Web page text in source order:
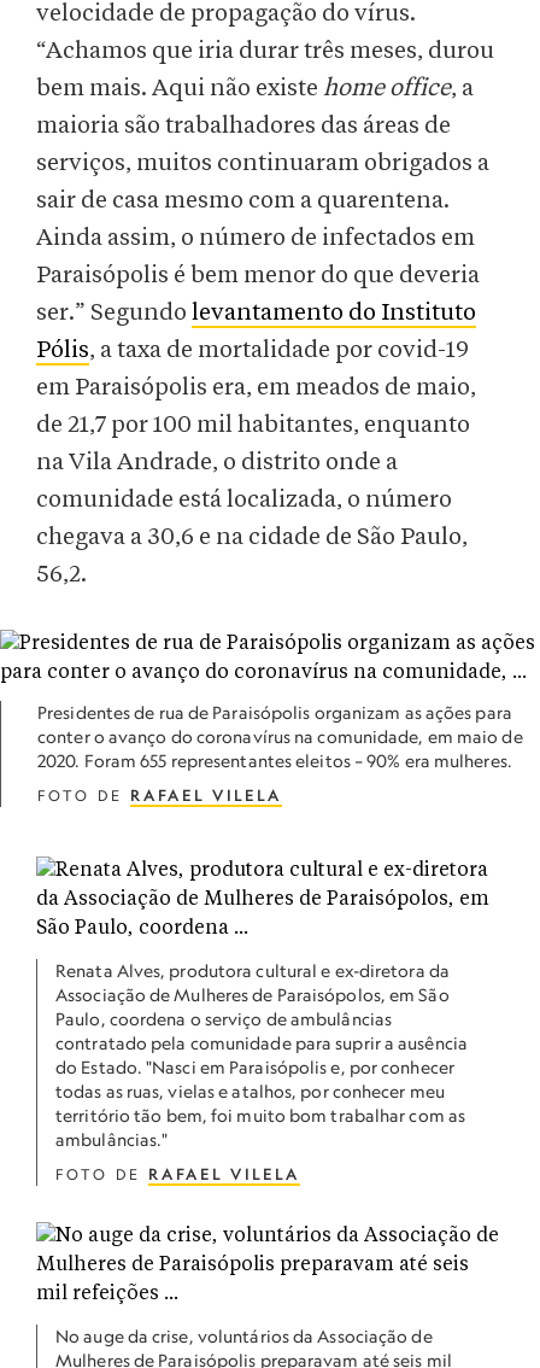
velocidade de propagação do vírus.
“Achamos que iria durar três meses, durou
bem mais. Aqui não existe home office, a
maioria são trabalhadores das áreas de
serviços, muitos continuaram obrigados a
sair de casa mesmo com a quarentena.
Ainda assim, o número de infectados em
Paraisópolis é bem menor do que deveria
ser.” Segundo levantamento do Instituto
Pólis, a taxa de mortalidade por covid-19
em Paraisópolis era, em meados de maio,
de 21,7 por 100 mil habitantes, enquanto
na Vila Andrade, o distrito onde a
comunidade está localizada, o número
chegava a 30,6 e na cidade de São Paulo,
56,2.
Presidentes de rua de Paraisópolis organizam as ações para
conter o avanço do coronavírus na comunidade, em maio de
2020. Foram 655 representantes eleitos – 90% era mulheres.
FOTO DE RAFAEL VILELA
Renata Alves, produtora cultural e ex-diretora da
Associação de Mulheres de Paraisópolos, em São
Paulo, coordena o serviço de ambulâncias
contratado pela comunidade para suprir a ausência
do Estado. "Nasci em Paraisópolis e, por conhecer
todas as ruas, vielas e atalhos, por conhecer meu
território tão bem, foi muito bom trabalhar com as
ambulâncias."
FOTO DE RAFAEL VILELA
No auge da crise, voluntários da Associação de
Mulheres de Paraisópolis preparavam até seis mil